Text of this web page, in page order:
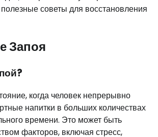
советы для восстановления
Запоя
когда человек непрерывно
напитки в больших количествах
времени. Это может быть
факторов, включая стресс,